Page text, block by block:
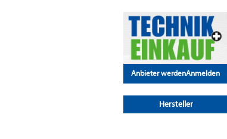
Anbieter werdenAnmelden
Hersteller